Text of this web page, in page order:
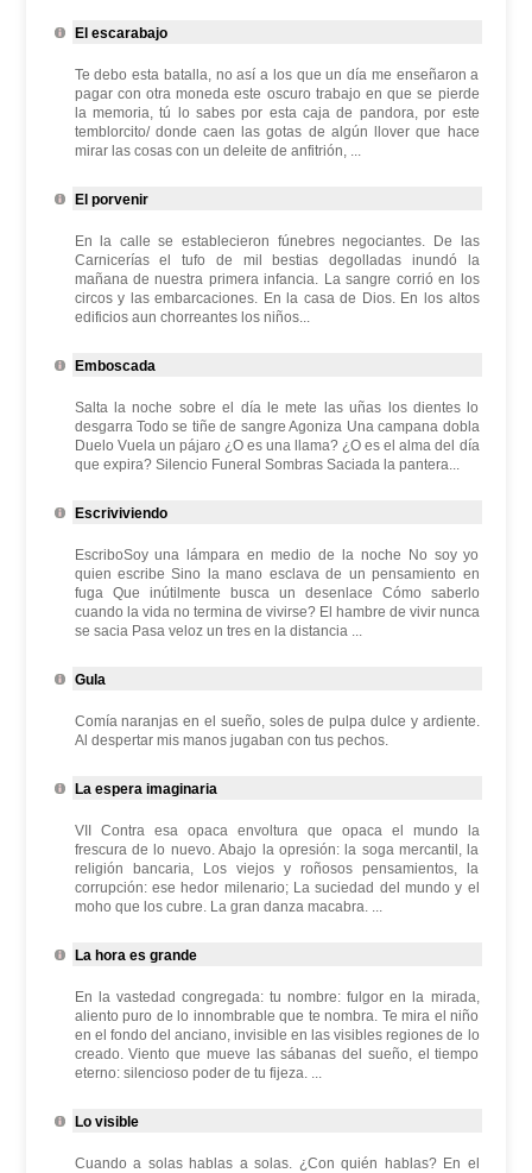
El escarabajo
Te debo esta batalla, no así a los que un día me enseñaron a
pagar con otra moneda este oscuro trabajo en que se pierde
la memoria, tú lo sabes por esta caja de pandora, por este
temblorcito/ donde caen las gotas de algún llover que hace
mirar las cosas con un deleite de anfitrión, ...
El porvenir
En la calle se establecieron fúnebres negociantes. De las
Carnicerías el tufo de mil bestias degolladas inundó la
mañana de nuestra primera infancia. La sangre corrió en los
circos y las embarcaciones. En la casa de Dios. En los altos
edificios aun chorreantes los niños...
Emboscada
Salta la noche sobre el día le mete las uñas los dientes lo
desgarra Todo se tiñe de sangre Agoniza Una campana dobla
Duelo Vuela un pájaro ¿O es una llama? ¿O es el alma del día
que expira? Silencio Funeral Sombras Saciada la pantera...
Escriviviendo
EscriboSoy una lámpara en medio de la noche No soy yo
quien escribe Sino la mano esclava de un pensamiento en
fuga Que inútilmente busca un desenlace Cómo saberlo
cuando la vida no termina de vivirse? El hambre de vivir nunca
se sacia Pasa veloz un tres en la distancia ...
Gula
Comía naranjas en el sueño, soles de pulpa dulce y ardiente.
Al despertar mis manos jugaban con tus pechos.
La espera imaginaria
VII Contra esa opaca envoltura que opaca el mundo la
frescura de lo nuevo. Abajo la opresión: la soga mercantil, la
religión bancaria, Los viejos y roñosos pensamientos, la
corrupción: ese hedor milenario; La suciedad del mundo y el
moho que los cubre. La gran danza macabra. ...
La hora es grande
En la vastedad congregada: tu nombre: fulgor en la mirada,
aliento puro de lo innombrable que te nombra. Te mira el niño
en el fondo del anciano, invisible en las visibles regiones de lo
creado. Viento que mueve las sábanas del sueño, el tiempo
eterno: silencioso poder de tu fijeza. ...
Lo visible
Cuando a solas hablas a solas. ¿Con quién hablas? En el